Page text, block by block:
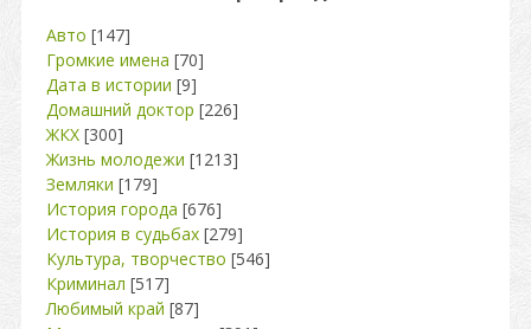
Авто [147]
Громкие имена [70]
Дата в истории [9]
Домашний доктор [226]
ЖКХ [300]
Жизнь молодежи [1213]
Земляки [179]
История города [676]
История в судьбах [279]
Культура, творчество [546]
Криминал [517]
Любимый край [87]